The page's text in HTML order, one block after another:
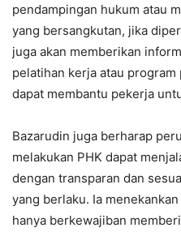
pendampingan hukum atau
yang bersangkutan, jika
juga akan memberikan
pelatihan kerja atau
dapat membantu pekerja
Bazarudin juga berharap
melakukan PHK dapat
dengan transparan dan
yang berlaku. Ia
hanya berkewajiban